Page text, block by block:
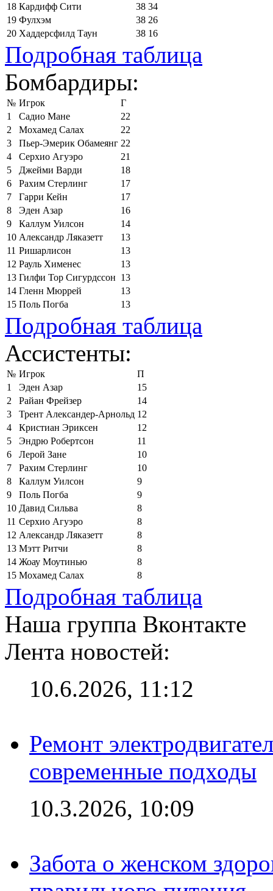
18 Кардифф Сити 38 34
19 Фулхэм 38 26
20 Хаддерсфилд Таун 38 16
Подробная таблица
Бомбардиры:
№ Игрок
Г
1
Садио Мане
22
2
Мохамед Салах
22
3
Пьер-Эмерик Обамеянг 22
4
Серхио Агуэро
21
5
Джейми Варди
18
6
Рахим Стерлинг
17
7
Гарри Кейн
17
8
Эден Азар
16
9
Каллум Уилсон
14
10 Александр Ляказетт
13
11 Ришарлисон
13
12 Рауль Хименес
13
13 Гилфи Тор Сигурдссон 13
14 Гленн Мюррей
13
15 Поль Погба 13
Подробная таблица
Ассистенты:
№ Игрок
П
1
Эден Азар
15
2
Райан Фрейзер
14
3
Трент Александер-Арнольд 12
4
Кристиан Эриксен
12
5
Эндрю Робертсон
11
6
Лерой Зане
10
7
Рахим Стерлинг
10
8
Каллум Уилсон
9
9
Поль Погба
9
10 Давид Сильва
8
11 Серхио Агуэро
8
12 Александр Ляказетт
8
13 Мэтт Ритчи
8
14 Жоау Моутинью
8
15 Мохамед Салах 8
Подробная таблица
Наша группа Вконтакте
Лента новостей:
10.6.2026, 11:12
Ремонт
современные подходы
10.3.2026, 10:09
Забота о женском